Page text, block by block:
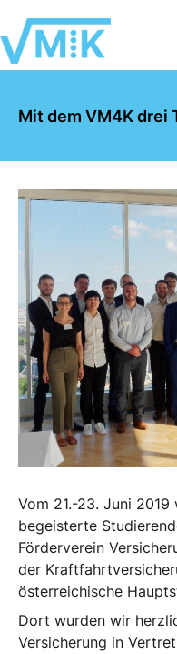
Mit dem VM4K drei
Vom 21.-23. Juni
begeisterte
Förderverein
der
österreichische
Dort wurden wir
Versicherung in